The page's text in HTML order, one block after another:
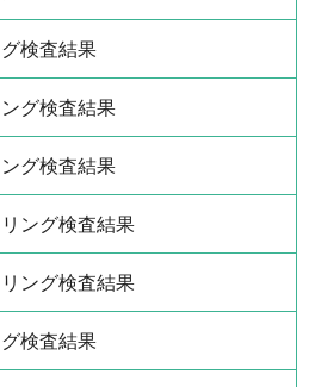
検査結果
グ検査結果
グ検査結果
ング検査結果
ング検査結果
検査結果